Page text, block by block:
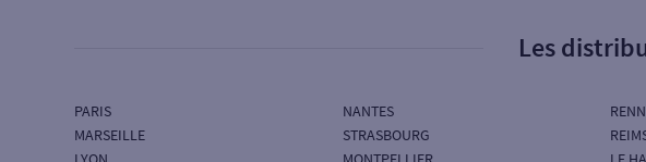
Les
PARIS
MARSEILLE
NANTES
STRASBOURG